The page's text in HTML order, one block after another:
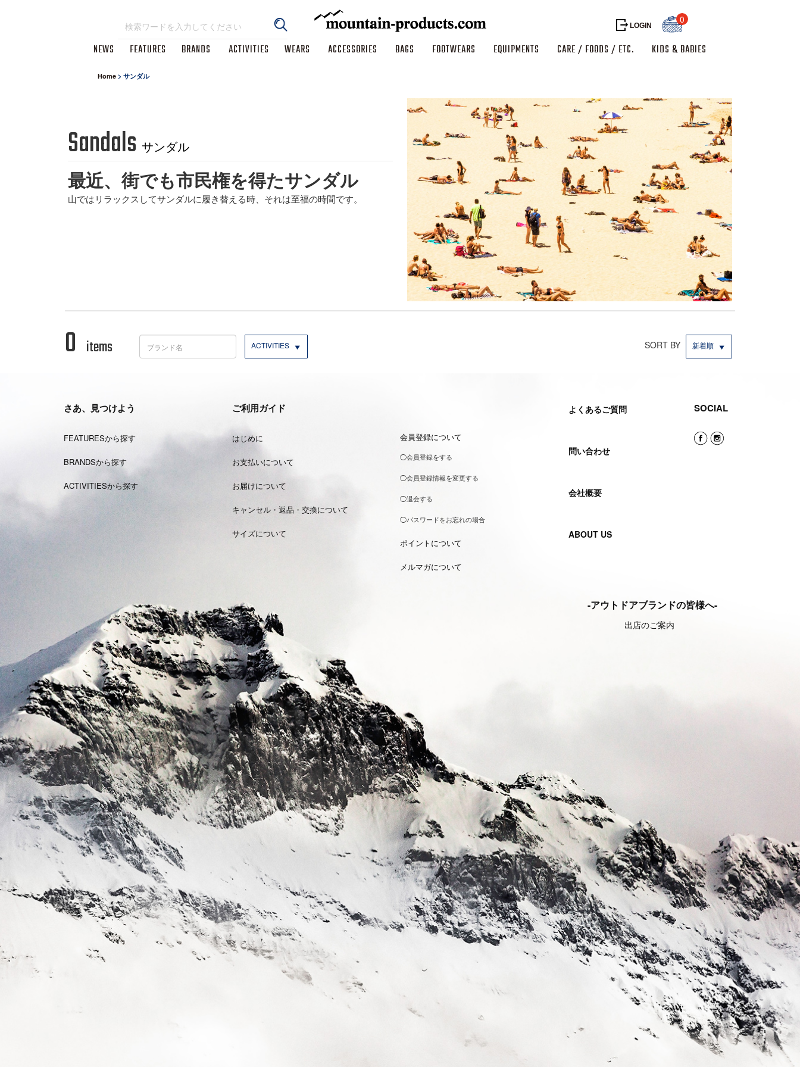
LOGIN
0
NEWS FEATURES BRANDS ACTIVITIES WEARS ACCESSORIES BAGS FOOTWEARS EQUIPMENTS CARE / FOODS / ETC. KIDS & BABIES
Home > サンダル
Sandals サンダル
最近、街でも市民権を得たサンダル
山ではリラックスしてサンダルに履き替える時、それは至福の時間です。
0 items ACTIVITIES SORT BY 新着順
さあ、見つけよう
FEATURESから探す
BRANDSから探す
ACTIVITIESから探す
ご利用ガイド
はじめに
お支払いについて
お届けについて
キャンセル・返品・交換について
サイズについて
会員登録について
◯会員登録をする
◯会員登録情報を変更する
◯退会する
◯パスワードをお忘れの場合
ポイントについて
メルマガについて
よくあるご質問
問い合わせ
会社概要
ABOUT US
SOCIAL
-アウトドアブランドの皆様へ-
出店のご案内